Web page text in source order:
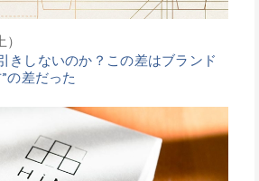
きしないのか？この差はブランド
の差だった